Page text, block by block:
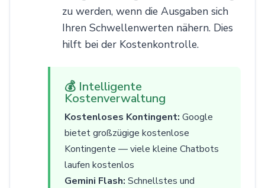
zu werden, wenn die Ausgaben sich
Ihren Schwellenwerten nähern. Dies
hilft bei der Kostenkontrolle.
💰 Intelligente
Kostenverwaltung
Kostenloses Kontingent: Google
bietet großzügige kostenlose
Kontingente — viele kleine Chatbots
laufen kostenlos
Gemini Flash: Schnellstes und